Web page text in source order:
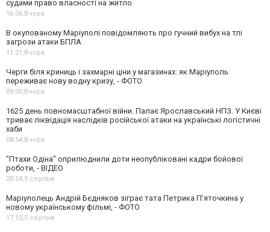
судами право власності на житло
16:06, Вчора
В окупованому Маріуполі повідомляють про гучний вибух на тлі
загрози атаки БПЛА
11:21, Вчора
Черги біля криниць і захмарні ціни у магазинах: як Маріуполь
переживає нову водну кризу, - ФОТО
09:00, Вчора
1625 день повномасштабної війни. Палає Ярославський НПЗ. У Києві
триває ліквідація наслідків російської атаки на українські логістичні
хаби
08:54, Вчора
"Птахи Одіна" оприлюднили доти неопубліковані кадри бойової
роботи, - ВІДЕО
20:54,5 серпня
Маріуполець Андрій Бєдняков зіграє тата Петрика П’яточкина у
новому українському фільмі, - ФОТО
17:15,5 серпня